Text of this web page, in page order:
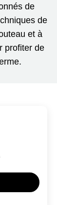
de
de
et à
profiter de